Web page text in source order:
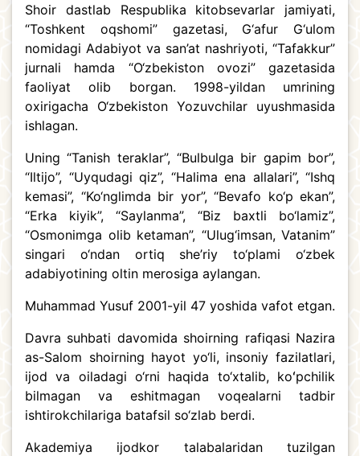
Shoir dastlab Respublika kitobsevarlar jamiyati,
“Toshkent oqshomi” gazetasi, G‘afur G‘ulom
nomidagi Adabiyot va san’at nashriyoti, “Tafakkur”
jurnali hamda “O‘zbekiston ovozi” gazetasida
faoliyat olib borgan. 1998-yildan umrining
oxirigacha O‘zbekiston Yozuvchilar uyushmasida
ishlagan.
Uning “Tanish teraklar”, “Bulbulga bir gapim bor”,
“Iltijo”, “Uyqudagi qiz”, “Halima ena allalari”, “Ishq
kemasi”, “Ko‘nglimda bir yor”, “Bevafo ko‘p ekan”,
“Erka kiyik”, “Saylanma”, “Biz baxtli bo‘lamiz”,
“Osmonimga olib ketaman”, “Ulug‘imsan, Vatanim”
singari o‘ndan ortiq she’riy to‘plami o‘zbek
adabiyotining oltin merosiga aylangan.
Muhammad Yusuf 2001-yil 47 yoshida vafot etgan.
Davra suhbati davomida shoirning rafiqasi Nazira
as-Salom shoirning hayot yo‘li, insoniy fazilatlari,
ijod va oiladagi o‘rni haqida to‘xtalib, koʻpchilik
bilmagan va eshitmagan voqealarni tadbir
ishtirokchilariga batafsil so‘zlab berdi.
Akademiya ijodkor talabalaridan tuzilgan